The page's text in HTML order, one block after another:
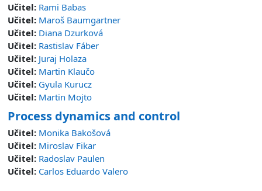
Učitel: Rami Babas
Učitel: Maroš Baumgartner
Učitel: Diana Dzurková
Učitel: Rastislav Fáber
Učitel: Juraj Holaza
Učitel: Martin Klaučo
Učitel: Gyula Kurucz
Učitel: Martin Mojto
Process dynamics and control
Učitel: Monika Bakošová
Učitel: Miroslav Fikar
Učitel: Radoslav Paulen
Učitel: Carlos Eduardo Valero